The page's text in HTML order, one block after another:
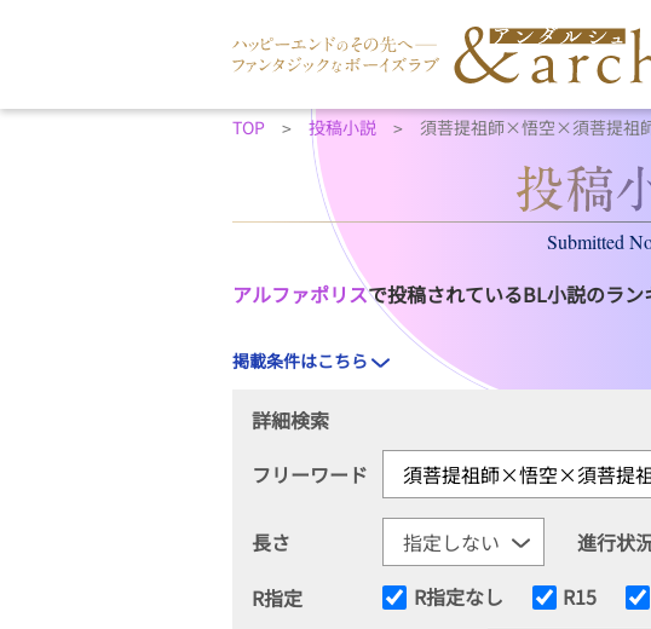
TOP 投稿小説 須菩提祖師×悟空×須菩提祖
Submitted
アルファポリスで投稿されているBL小説のラン
掲載条件はこちら
詳細検索
フリーワード
長さ
進行状
R指定
R指定なし R15